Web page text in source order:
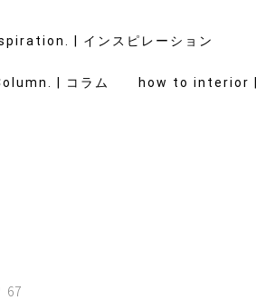
| インスピレーション
| コラム how to interior |
67